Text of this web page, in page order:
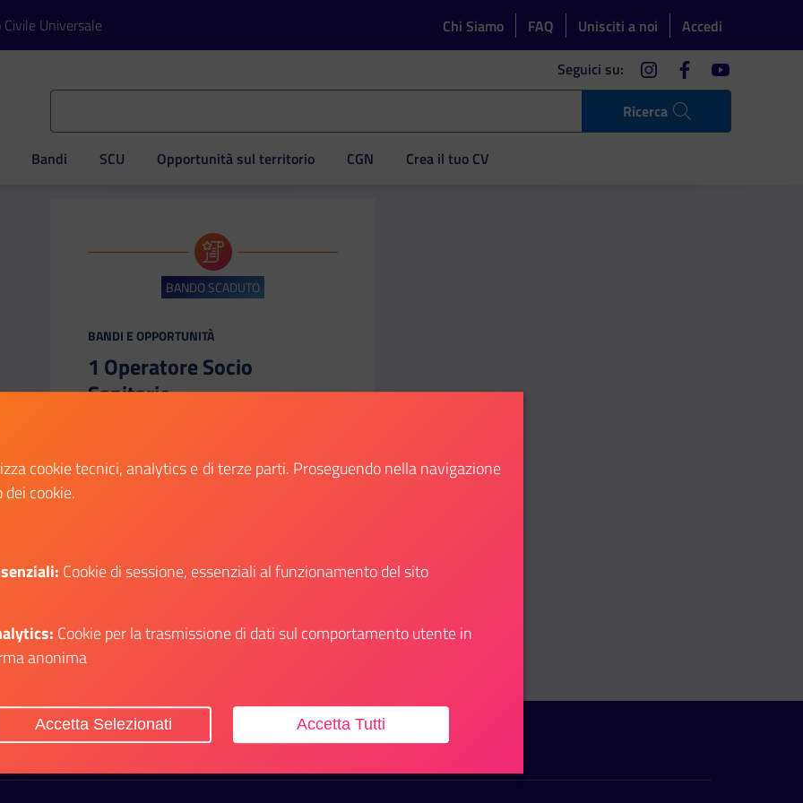
Universale Chi Siamo FAQ Unisciti a noi Accedi
Ricerca
Seguici su: instagramfacebookyoutube
Bandi SCU Opportunità sul territorio CGN Crea il tuo CV
BANDO SCADUTO
CATEGORIA:
BANDI E OPPORTUNITÀ
1 Operatore Socio
Sanitario
Bando di concorso pubblico, per esami,
Il link ti porterà ad avere maggiori dettagli su: 1 Operatore Socio Sanitario
Vai al bando
Giovanili e il Servizio Civile Universale
cookie tecnici, analytics e di terze parti. Proseguendo nella navigazione
cookie.
Cookie di sessione, essenziali al funzionamento del sito
Cookie per la trasmissione di dati sul comportamento utente in
anonima
Accetta Tutti
Accetta Selezionati